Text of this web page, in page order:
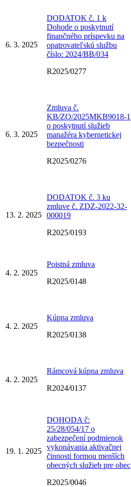
6. 3. 2025
DODATOK č. 1 k
Dohode o poskytnutí
finančného príspevku na
opatrovateľskú službu
číslo: 2024/BB/034
R2025/0277
6. 3. 2025
Zmluva č.
KB/ZO/2025MKB9018-1
o poskytnutí služieb
manažéra kybernetickej
bezpečnosti
R2025/0276
13. 2. 2025
DODATOK č. 3 ku
zmluve č. ZDZ-2022-32-
000019
R2025/0193
4. 2. 2025
Poistná zmluva
R2025/0148
4. 2. 2025
Kúpna zmluva
R2025/0138
4. 2. 2025
Rámcová kúpna zmluva
R2024/0137
19. 1. 2025
DOHODA č:
25/28/054/17 o
zabezpečení podmienok
vykonávania aktivačnej
činnosti formou menších
obecných služieb pre obec
R2025/0046